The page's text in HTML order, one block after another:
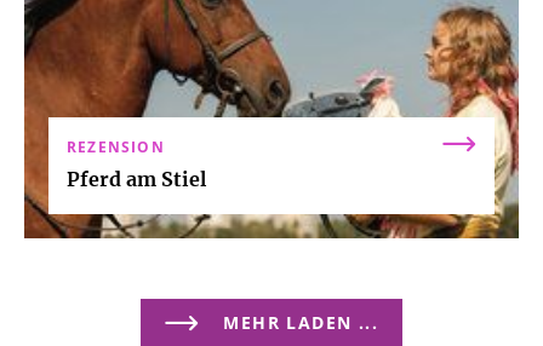
REZENSION
Pferd am Stiel
MEHR LADEN ...